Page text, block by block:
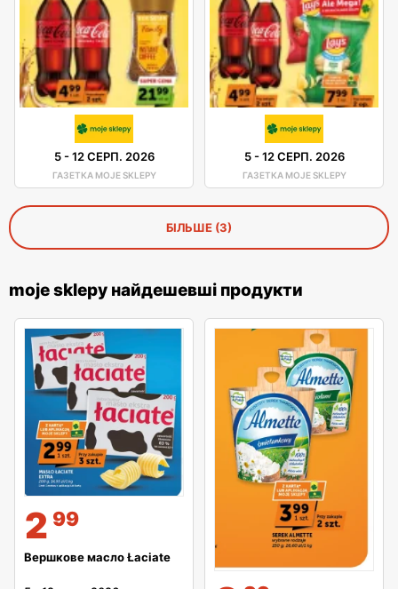
5-12 СЕРП. 2026
ГАЗЕТКА MOJE SKLEPY
5-12 СЕРП. 2026
ГАЗЕТКА MOJE SKLEPY
БІЛЬШЕ (3)
moje sklepy найдешевші продукти
2 99
Вершкове масло Łaciate